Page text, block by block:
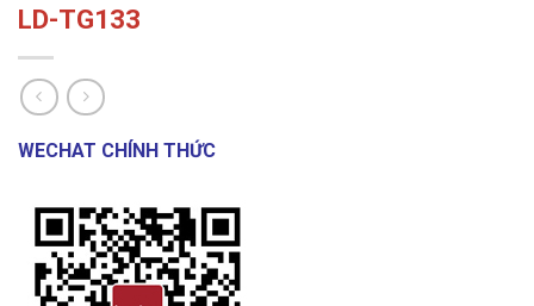
LD-TG133
WECHAT CHÍNH THỨC